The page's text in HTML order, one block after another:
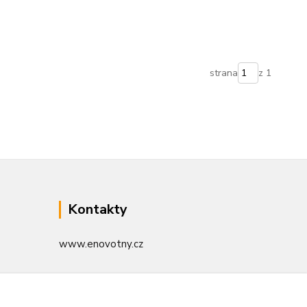
strana z 1
Kontakty
www.enovotny.cz